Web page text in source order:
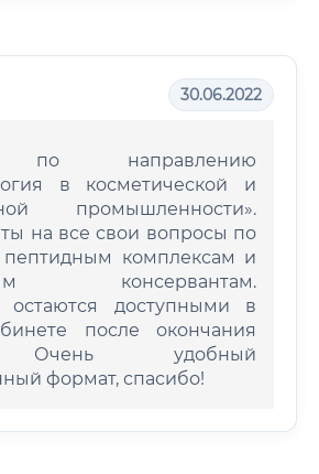
30.06.2022
по направлению
в косметической и
промышленности».
на все свои вопросы по
пептидным комплексам и
консервантам.
остаются доступными в
после окончания
Очень удобный
формат, спасибо!